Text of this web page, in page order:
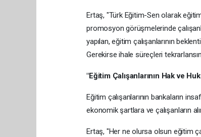
Ertaş, "Türk Eğitim-Sen olarak
promosyon görüşmelerinde
yapılan, eğitim çalışanlarının
Gerekirse ihale süreçleri
"Eğitim Çalışanlarının Hak ve
Eğitim çalışanlarının bankaların
ekonomik şartlara ve çalışanların
Ertaş, "Her ne olursa olsun eğitim